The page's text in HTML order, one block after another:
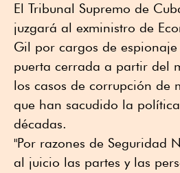
El Tribunal Supremo de
juzgará al exministro de
Gil por cargos de
puerta cerrada a partir del
los casos de corrupción de
que han sacudido la
décadas.
"Por razones de Seguridad
al juicio las partes y las